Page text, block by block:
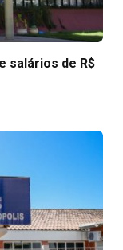
salários de R$